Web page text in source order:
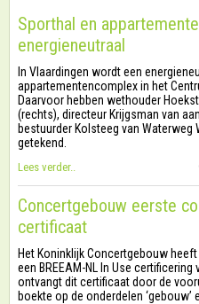
Sporthal en
energieneutraal
In Vlaardingen wordt een
appartementencomplex in het
Daarvoor hebben wethouder
(rechts), directeur Krijgsman van
bestuurder Kolsteeg van
getekend.
Lees verder..
Concertgebouw eerste
certificaat
Het Koninklijk Concertgebouw
een BREEAM-NL In Use
ontvangt dit certificaat door de
boekte op de onderdelen ‘gebouw’